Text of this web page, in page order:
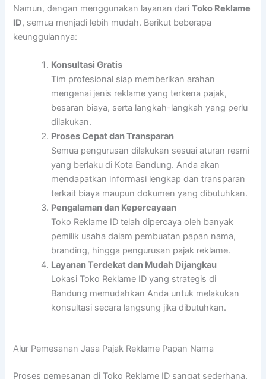
Namun, dengan menggunakan layanan dariToko Reklame
ID, semua menjadi lebih mudah. Berikut beberapa
keunggulannya:
Konsultasi Gratis
Tim profesional siap memberikan arahan
mengenai jenis reklame yang terkena pajak,
besaran biaya, serta langkah-langkah yang perlu
dilakukan.
Proses Cepat dan Transparan
Semua pengurusan dilakukan sesuai aturan resmi
yang berlaku di Kota Bandung. Anda akan
mendapatkan informasi lengkap dan transparan
terkait biaya maupun dokumen yang dibutuhkan.
Pengalaman dan Kepercayaan
Toko Reklame ID telah dipercaya oleh banyak
pemilik usaha dalam pembuatan papan nama,
branding, hingga pengurusan pajak reklame.
Layanan Terdekat dan Mudah Dijangkau
Lokasi Toko Reklame ID yang strategis di
Bandung memudahkan Anda untuk melakukan
konsultasi secara langsung jika dibutuhkan.
Alur Pemesanan Jasa Pajak Reklame Papan Nama
Proses pemesanan di Toko Reklame ID sangat sederhana.